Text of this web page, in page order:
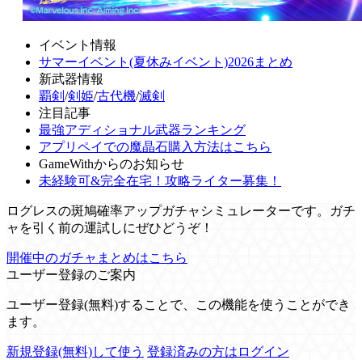
イベント情報
サマーイベント(夏休みイベント)2026まとめ
新武器情報
覇剣 /剣姫/古代機/滅剣
注目記事
最強アディショナル武器ランキング
アプリペイでの魔晶石購入方法はこちら
GameWithからのお知らせ
未経験可&完全在宅！攻略ライター募集！
ログレスの斑鳩確率アップガチャシミュレーターです。ガチ
ャを引く前の運試しにぜひどうぞ！
開催中のガチャまとめはこちら
ユーザー登録のご案内
ユーザー登録(無料)することで、この機能を使うことができ
ます。
新規登録(無料)して使う 登録済みの方はログイン